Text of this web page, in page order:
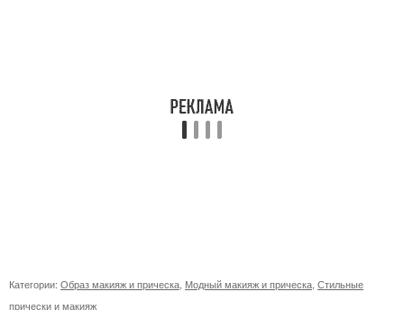
Категории: Образ макияж и прическа Модный макияж и прическа Стильные
прически и макияж